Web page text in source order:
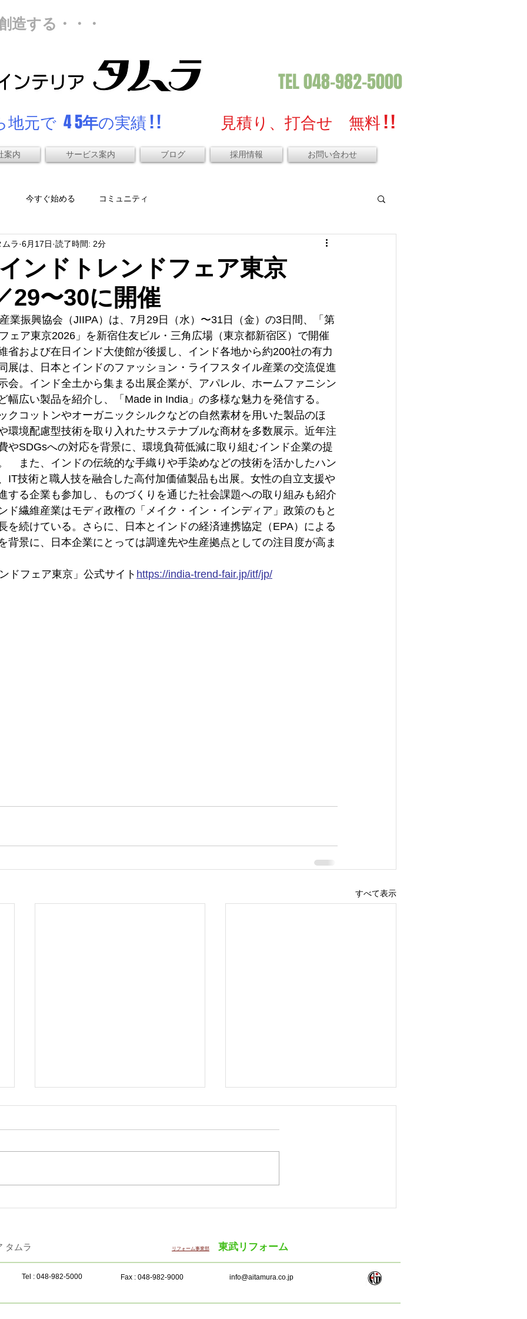
造する・・・
TEL 048-982-5000
元で 4 5年の実績 ! ! 見積り、打合せ 無料 ! !
案内 サービス案内 ブログ 採用情報 お問い合わせ
今すぐ始める コミュニティ
ンドトレンドフェア東京
29〜30に開催
ラ 6月17日 読了時間: 2分
振興協会（JIIPA）は、7月29日（水）〜31日（金）の3日間、「第
ェア東京2026」を新宿住友ビル・三角広場（東京都新宿区）で開催
省および在日インド大使館が後援し、インド各地から約200社の有力
展は、日本とインドのファッション・ライフスタイル産業の交流促進
会。インド全土から集まる出展企業が、アパレル、ホームファニシン
幅広い製品を紹介し、「Made in India」の多様な魅力を発信する。
クコットンやオーガニックシルクなどの自然素材を用いた製品のほ
環境配慮型技術を取り入れたサステナブルな商材を多数展示。近年注
やSDGsへの対応を背景に、環境負荷低減に取り組むインド企業の提
　また、インドの伝統的な手織りや手染めなどの技術を活かしたハン
IT技術と職人技を融合した高付加価値製品も出展。女性の自立支援や
する企業も参加し、ものづくりを通じた社会課題への取り組みも紹介
ド繊維産業はモディ政権の「メイク・イン・インディア」政策のもと
を続けている。さらに、日本とインドの経済連携協定（EPA）による
背景に、日本企業にとっては調達先や生産拠点としての注目度が高ま
ドフェア東京」公式サイト https://india-trend-fair.jp/itf/jp/
すべて表示
インテリア タムラ リフォーム事業部 東武リフォーム
Tel : 048-982-5000 Fax : 048-982-9000 info@aitamura.co.jp